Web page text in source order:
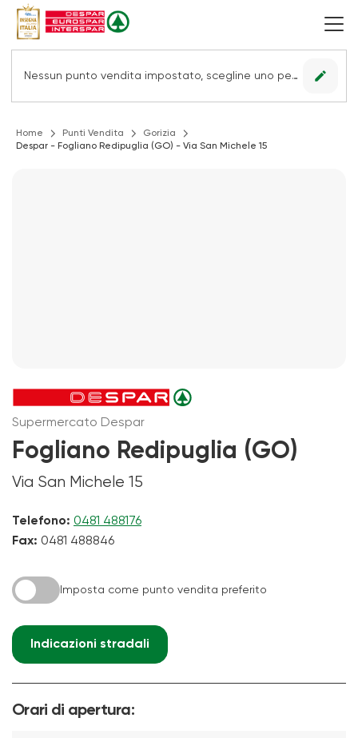
Nessun punto vendita impostato, scegline uno per vedere le offerte. edit
Home Punti Vendita
Gorizia
Despar - Fogliano Redipuglia (GO) - Via San Michele 15
Supermercato Despar
Fogliano Redipuglia (GO)
Via San Michele 15
Telefono: 0481 488176
Fax: 0481 488846
Imposta come punto vendita preferito
Indicazioni stradali
Orari di apertura: